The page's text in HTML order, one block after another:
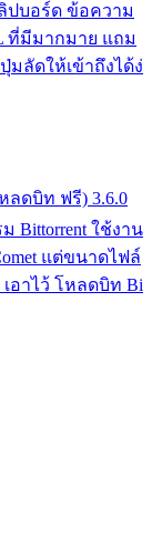
ปบอร์ด ข้อความ
ที่มีมากมาย แถม
มลัดให้เข้าถึงได้ง่
ลดบิท ฟรี) 3.6.0
Bittorrent ใช้งาน
แต่ขนาดไฟล์
อาไว้ โหลดบิท Bi